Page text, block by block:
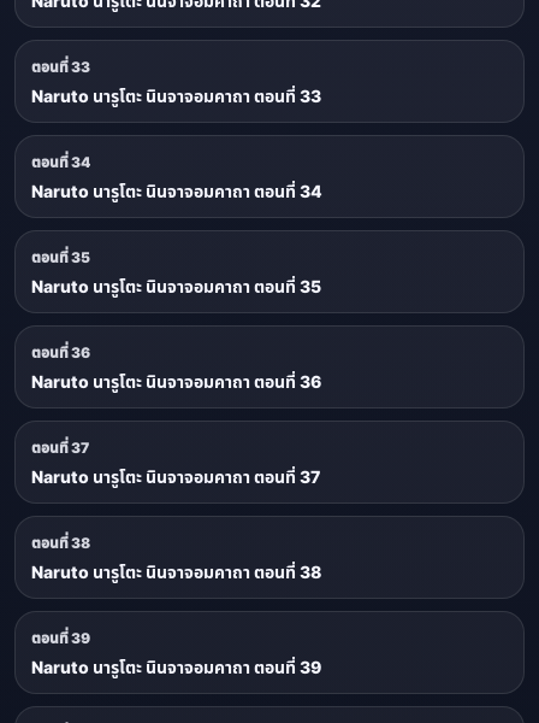
ตอนที่ 33
Naruto นารูโตะ นินจาจอมคาถา ตอนที่ 33
ตอนที่ 34
Naruto นารูโตะ นินจาจอมคาถา ตอนที่ 34
ตอนที่ 35
Naruto นารูโตะ นินจาจอมคาถา ตอนที่ 35
ตอนที่ 36
Naruto นารูโตะ นินจาจอมคาถา ตอนที่ 36
ตอนที่ 37
Naruto นารูโตะ นินจาจอมคาถา ตอนที่ 37
ตอนที่ 38
Naruto นารูโตะ นินจาจอมคาถา ตอนที่ 38
ตอนที่ 39
Naruto นารูโตะ นินจาจอมคาถา ตอนที่ 39